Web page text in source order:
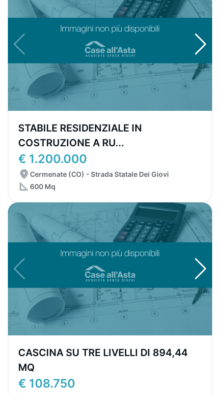
STABILE RESIDENZIALE IN
COSTRUZIONE A RU...
€ 1.200.000
Cermenate (CO) - Strada Statale Dei Giovi
600 Mq
CASCINA SU TRE LIVELLI DI 894,44
MQ
€ 108.750